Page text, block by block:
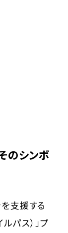
のシンボ
支援する
パス）」プ